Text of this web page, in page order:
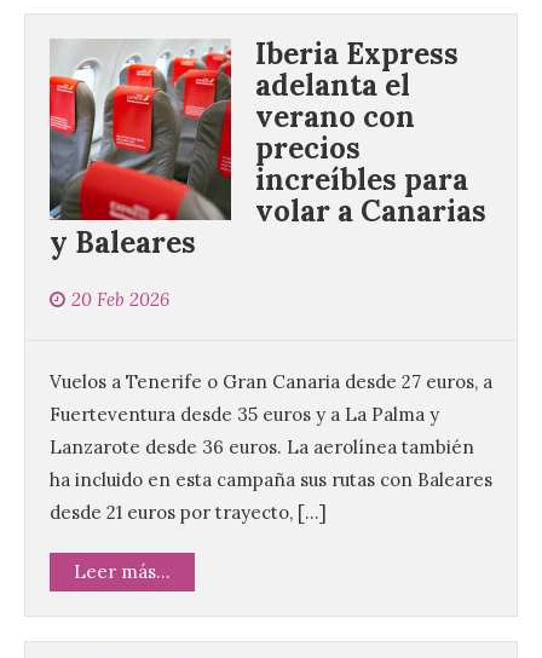
Iberia Express
adelanta el
verano con
precios
increíbles para
volar a Canarias
y Baleares
20 Feb 2026
Vuelos a Tenerife o Gran Canaria desde 27 euros, a
Fuerteventura desde 35 euros y a La Palma y
Lanzarote desde 36 euros. La aerolínea también
ha incluido en esta campaña sus rutas con Baleares
desde 21 euros por trayecto, […]
Leer más...